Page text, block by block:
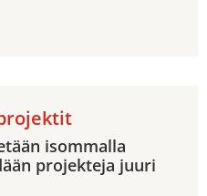
isommalla
projekteja juuri